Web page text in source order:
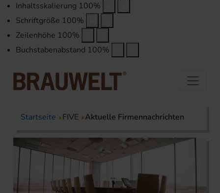
Inhaltsskalierung 100%
Schriftgröße 100%
Zeilenhöhe 100%
Buchstabenabstand 100%
Startseite FIVE Aktuelle Firmennachrichten